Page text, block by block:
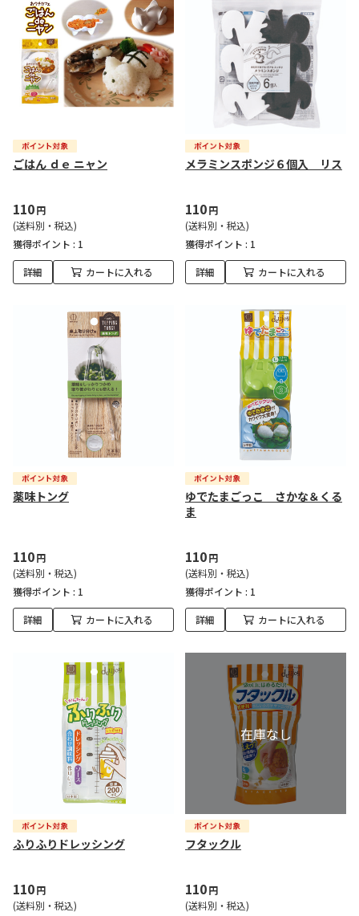
ごはん ｄｅ ニャン
110円
(送料別・税込)
獲得ポイント : 1
詳細 カートに入れる
メラミンスポンジ６個入 リス
110円
(送料別・税込)
獲得ポイント : 1
詳細 カートに入れる
薬味トング
110円
(送料別・税込)
獲得ポイント : 1
詳細 カートに入れる
ゆでたまごっこ さかな＆くる
ま
110円
(送料別・税込)
獲得ポイント : 1
詳細 カートに入れる
ふりふりドレッシング
110円
(送料別・税込)
フタックル
110円
(送料別・税込)